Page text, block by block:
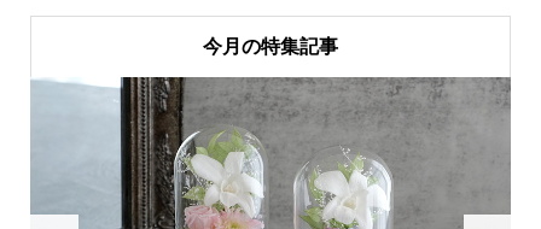
今月の特集記事